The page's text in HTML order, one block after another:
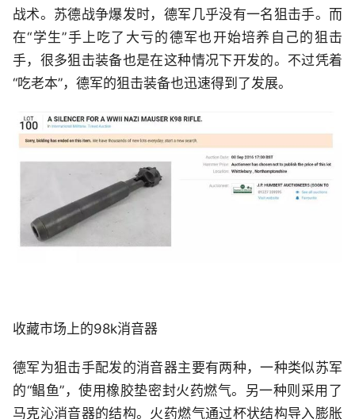
战术。苏德战争爆发时，德军几乎没有一名狙击手。而
在“学生”手上吃了大亏的德军也开始培养自己的狙击
手，很多狙击装备也是在这种情况下开发的。不过凭着
“吃老本”，德军的狙击装备也迅速得到了发展。
收藏市场上的98k消音器
德军为狙击手配发的消音器主要有两种，一种类似苏军
的“鲳鱼”，使用橡胶垫密封火药燃气。另一种则采用了
马克沁消音器的结构。火药燃气通过杯状结构导入膨胀